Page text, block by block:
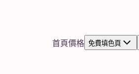
首頁價格 免費填色頁